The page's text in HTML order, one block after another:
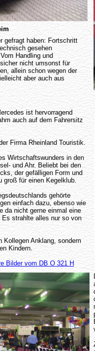
gefragt haben: Fortschritt
gesehen
Handling und
nicht umsonst für
allein schon wegen der
aber auch aus
ist hervorragend
auch auf dem Fahrersitz
Firma Rheinland Touristik.
Wirtschaftswunders in den
und Ahr. Beliebt bei den
der gefälligen Form und
groß für einen Kegelklub.
gehörte
einfach dazu, ebenso wie
da nicht gerne einmal eine
Es strahlte alles nur so von
Kollegen Anklang, sondern
Kindern.
Bilder vom DB O 321 H